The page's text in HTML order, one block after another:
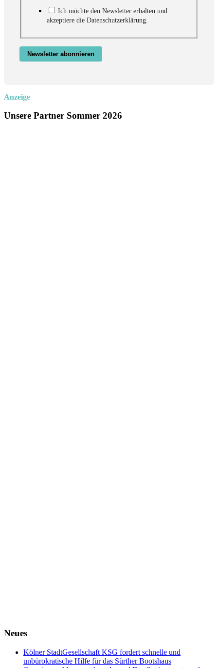
Ich möchte den Newsletter erhalten und
akzeptiere die Datenschutzerklärung.
Newsletter abonnieren
Anzeige
Unsere Partner Sommer 2026
Neues
Kölner StadtGesellschaft KSG fordert schnelle und
unbürokratische Hilfe für das Sürther Bootshaus